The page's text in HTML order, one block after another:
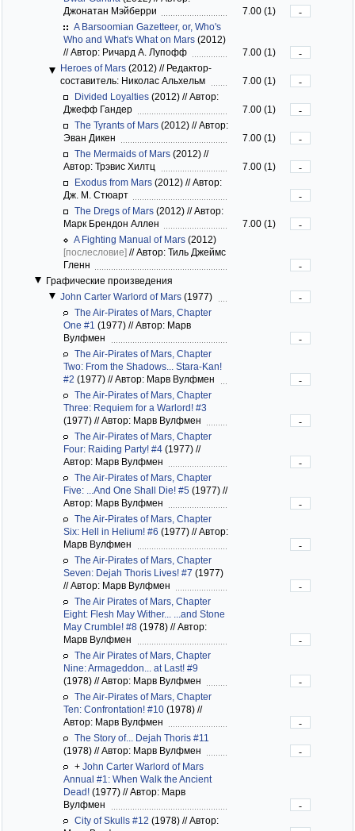
Джонатан Мэйберри
7.00 (1)
-
A Barsoomian Gazetteer, or, Who's
Who and What's What on Mars (2012)
//Автор: Ричард А. Лупофф 7.00 (1)
-
Heroes of Mars (2012) //Редактор-
составитель: Николас Альхельм
7.00 (1)
-
Divided Loyalties (2012) //Автор:
Джефф Гандер
7.00 (1)
-
The Tyrants of Mars (2012) //Автор:
Эван Дикен
7.00 (1)
-
The Mermaids of Mars (2012) //
Автор: Трэвис Хилтц
7.00 (1)
-
Exodus from Mars (2012) //Автор:
Дж. М. Стюарт
-
The Dregs of Mars (2012) //Автор:
Марк Брендон Аллен
7.00 (1)
-
A Fighting Manual of Mars (2012)
[послесловие] //Автор: Тиль Джеймс
Гленн
-
Графические произведения
John Carter Warlord of Mars (1977)
-
The Air-Pirates of Mars, Chapter
One #1 (1977) //Автор: Марв
Вулфмен
-
The Air-Pirates of Mars, Chapter
Two: From the Shadows... Stara-Kan!
#2 (1977) //Автор: Марв Вулфмен
-
The Air-Pirates of Mars, Chapter
Three: Requiem for a Warlord! #3
(1977) //Автор: Марв Вулфмен
-
The Air-Pirates of Mars, Chapter
Four: Raiding Party! #4 (1977) //
Автор: Марв Вулфмен
-
The Air-Pirates of Mars, Chapter
Five: ...And One Shall Die! #5 (1977) //
Автор: Марв Вулфмен
-
The Air-Pirates of Mars, Chapter
Six: Hell in Helium! #6 (1977) //Автор:
Марв Вулфмен
-
The Air-Pirates of Mars, Chapter
Seven: Dejah Thoris Lives! #7 (1977)
//Автор: Марв Вулфмен
-
The Air Pirates of Mars, Chapter
Eight: Flesh May Wither... ...and Stone
May Crumble! #8 (1978) //Автор:
Марв Вулфмен
-
The Air Pirates of Mars, Chapter
Nine: Armageddon... at Last! #9
(1978) //Автор: Марв Вулфмен
-
The Air-Pirates of Mars, Chapter
Ten: Confrontation! #10 (1978) //
Автор: Марв Вулфмен
-
The Story of... Dejah Thoris #11
(1978) //Автор: Марв Вулфмен
-
+ John Carter Warlord of Mars
Annual #1: When Walk the Ancient
Dead! (1977) //Автор: Марв
Вулфмен
-
City of Skulls #12 (1978) //Автор: